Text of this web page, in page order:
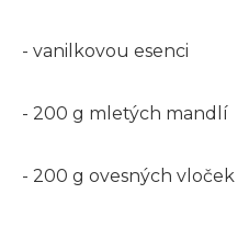
- vanilkovou esenci
- 200 g mletých mandlí
- 200 g ovesných vloček